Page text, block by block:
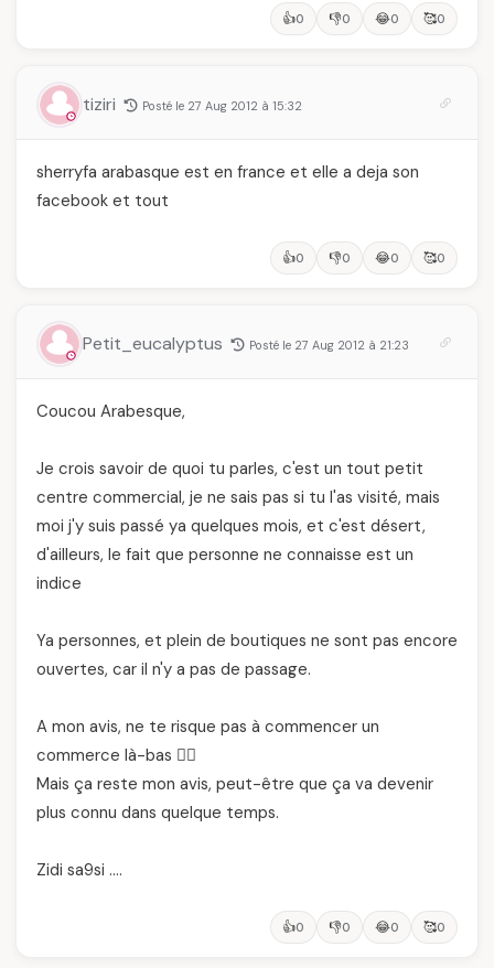
👍0 👎0 😂0 🥰0
tiziri Posté le 27 Aug 2012 à 15:32
sherryfa arabasque est en france et elle a deja son
facebook et tout
👍0 👎0 😂0 🥰0
Petit_eucalyptus Posté le 27 Aug 2012 à 21:23
Coucou Arabesque,
Je crois savoir de quoi tu parles, c'est un tout petit
centre commercial, je ne sais pas si tu l'as visité, mais
moi j'y suis passé ya quelques mois, et c'est désert,
d'ailleurs, le fait que personne ne connaisse est un
indice
Ya personnes, et plein de boutiques ne sont pas encore
ouvertes, car il n'y a pas de passage.
A mon avis, ne te risque pas à commencer un
commerce là-bas 🙅‍♂️
Mais ça reste mon avis, peut-être que ça va devenir
plus connu dans quelque temps.
Zidi sa9si ….
👍0 👎0 😂0 🥰0